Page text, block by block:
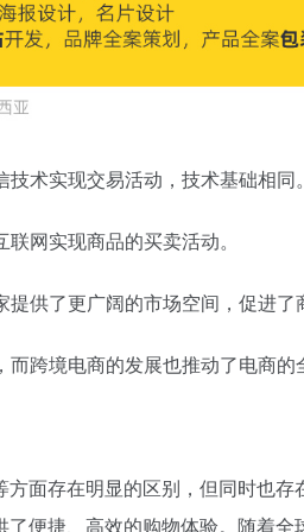
术实现交易活动，技术基础相同。
网实现商品的买卖活动。
供了更广阔的市场空间，促进了
跨境电商的发展也推动了电商的
面存在明显的区别，但同时也
便捷、高效的购物体验。随着